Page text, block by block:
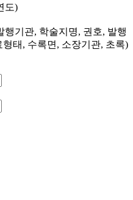
도)
행기관, 학술지명, 권호, 발행
태, 수록면, 소장기관, 초록)